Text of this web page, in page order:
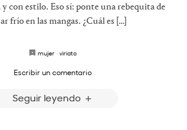
con estilo. Eso sí: ponte una rebequita de
frío en las mangas. ¿Cuál es […]
mujer · viriato
Escribir un comentario
Seguir leyendo